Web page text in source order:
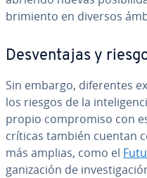
bri­mie­n­to en diversos
De­s­ve­n­ta­jas y
Sin embargo, di­fe­re­n­tes
los riesgos de la
propio co­m­pro­mi­so con
críticas también cuentan
más amplias, como el
ga­ni­za­ción de